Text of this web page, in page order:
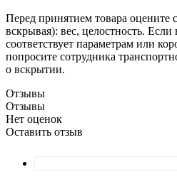
Перед принятием товара оцените
вскрывая): вес, целостность. Если
соответствует параметрам или
попросите сотрудника
о вскрытии.
Отзывы
Отзывы
Нет оценок
Оставить отзыв